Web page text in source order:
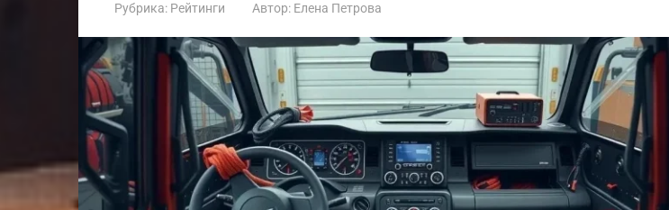
Рубрика: Рейтинги Автор: Елена Петрова